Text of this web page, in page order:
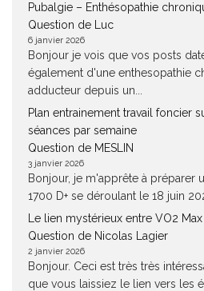
Pubalgie – Enthésopathie
Question de Luc
6 janvier 2026
Bonjour je vois que vos posts
également d'une enthesopathie
adducteur depuis un...
Plan entrainement travail foncier
séances par semaine
Question de MESLIN
3 janvier 2026
Bonjour, je m'apprête à préparer
1700 D+ se déroulant le 18 juin
Le lien mystérieux entre VO2
Question de Nicolas Lagier
2 janvier 2026
Bonjour. Ceci est très très
que vous laissiez le lien vers les